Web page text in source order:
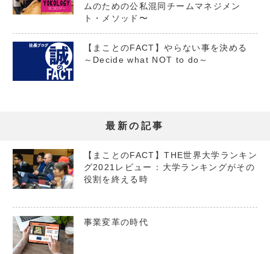
ムのための公私混同チームマネジメン
ト・メソッド〜
【まことのFACT】やらない事を決める
～Decide what NOT to do～
最新の記事
【まことのFACT】THE世界大学ランキン
グ2021レビュー：大学ランキングがその
役割を終える時
事業変革の時代